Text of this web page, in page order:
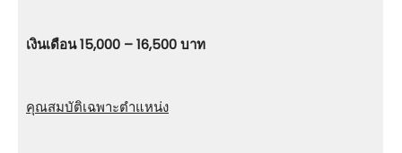
เงินเดือน 15,000 – 16,500 บาท
คุณสมบัติเฉพาะตำแหน่ง